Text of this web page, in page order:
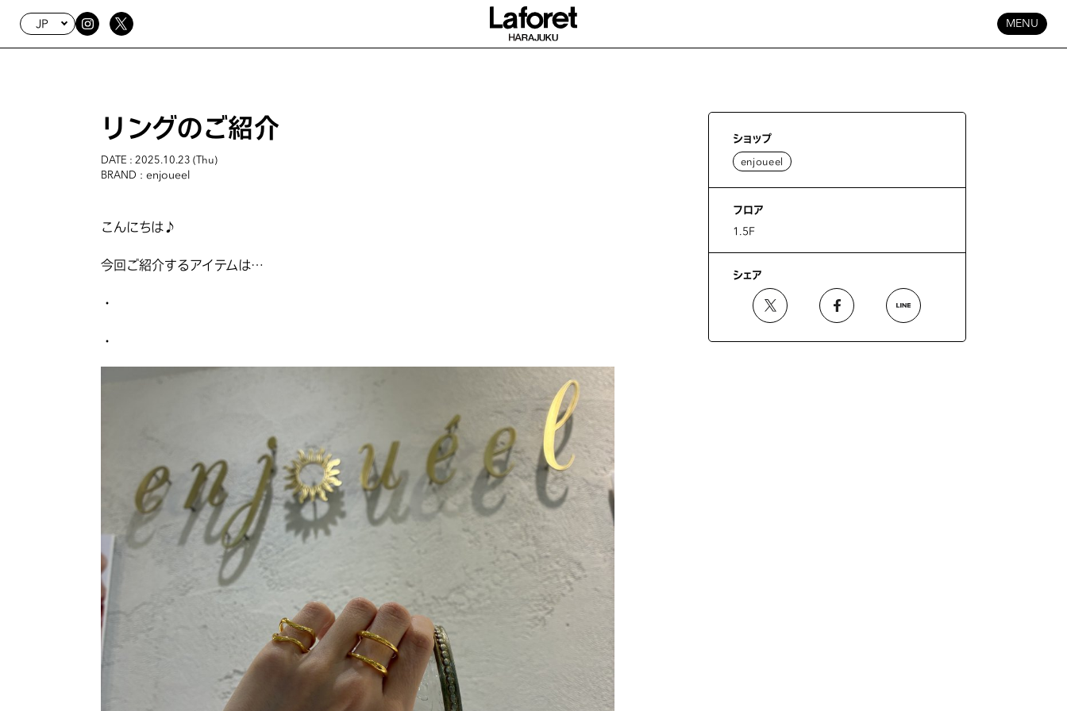
JP MENU
リングのご紹介
DATE : 2025.10.23 (Thu)
BRAND : enjoueel
こんにちは♪
今回ご紹介するアイテムは…
・
・
ショップ
enjoueel
フロア
1.5F
シェア